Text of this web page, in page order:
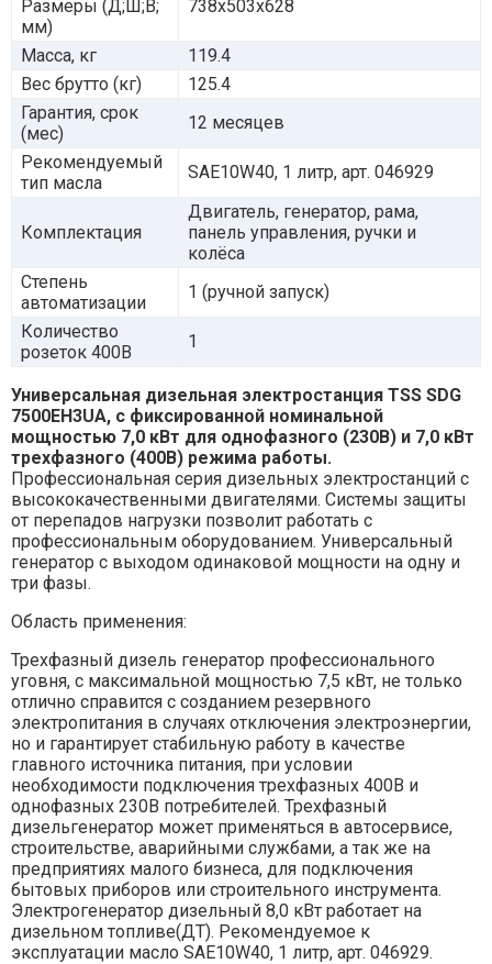
Размеры (Д;Ш;В;
мм)
738х503х628
Масса, кг
119.4
Вес брутто (кг)
125.4
Гарантия, срок
(мес)
12 месяцев
Рекомендуемый
тип масла
SAE10W40, 1 литр, арт. 046929
Комплектация
Двигатель, генератор, рама,
панель управления, ручки и
колёса
Степень
автоматизации
1 (ручной запуск)
Количество
розеток 400В
1
Универсальная дизельная электростанция TSS SDG
7500EH3UA, с фиксированной номинальной
мощностью 7,0 кВт для однофазного (230В) и 7,0 кВт
трехфазного (400В) режима работы.
Профессиональная серия дизельных электростанций с
высококачественными двигателями. Системы защиты
от перепадов нагрузки позволит работать с
профессиональным оборудованием. Универсальный
генератор с выходом одинаковой мощности на одну и
три фазы.
Область применения:
Трехфазный дизель генератор профессионального
уговня, с максимальной мощностью 7,5 кВт, не только
отлично справится с созданием резервного
электропитания в случаях отключения электроэнергии,
но и гарантирует стабильную работу в качестве
главного источника питания, при условии
необходимости подключения трехфазных 400В и
однофазных 230В потребителей. Трехфазный
дизельгенератор может применяться в автосервисе,
строительстве, аварийными службами, а так же на
предприятиях малого бизнеса, для подключения
бытовых приборов или строительного инструмента.
Электрогенератор дизельный 8,0 кВт работает на
дизельном топливе(ДТ). Рекомендуемое к
эксплуатации масло SAE10W40, 1 литр, арт. 046929.